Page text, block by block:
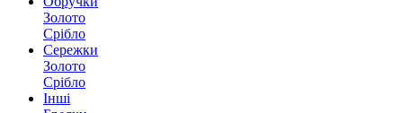
Золото
Срібло
Сережки
Золото
Срібло
Інші